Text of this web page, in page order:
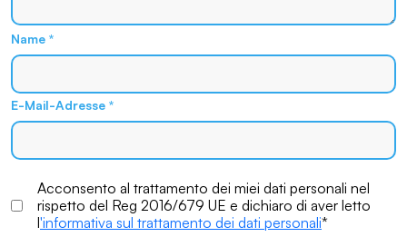
Name *
E-Mail-Adresse *
Acconsento al trattamento dei miei dati personali nel
rispetto del Reg 2016/679 UE e dichiaro di aver letto
l'informativa sul trattamento dei dati personali*